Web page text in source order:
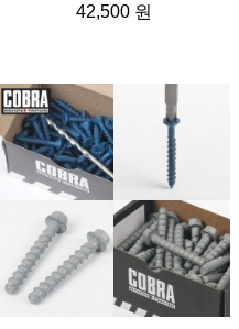
42,500 원